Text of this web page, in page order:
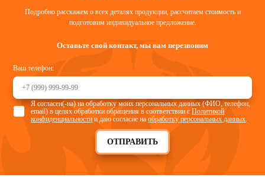
Подробно расскажем о всех деталях продукции, рассчитаем стоимость и
подготовим индивидуальное предложение.
Оставьте свой контакт, мы вам перезвоним
Ваш телефон:
ОТПРАВИТЬ
Я согласен(-на) на обработку моих персональных данных (ФИО, телефон,
email) в целях обработки обращения в соответствии сПолитикой
конфиденциальности и даю согласие наобработку персональных данных